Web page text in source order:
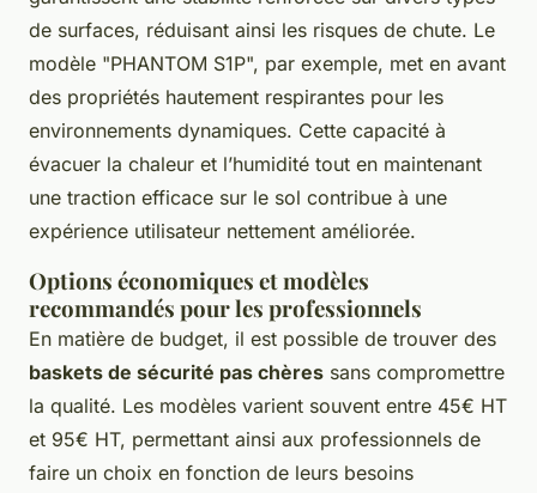
de surfaces, réduisant ainsi les risques de chute. Le
modèle "PHANTOM S1P", par exemple, met en avant
des propriétés hautement respirantes pour les
environnements dynamiques. Cette capacité à
évacuer la chaleur et l’humidité tout en maintenant
une traction efficace sur le sol contribue à une
expérience utilisateur nettement améliorée.
Options économiques et modèles
recommandés pour les professionnels
En matière de budget, il est possible de trouver des
baskets de sécurité pas chères sans compromettre
la qualité. Les modèles varient souvent entre 45€ HT
et 95€ HT, permettant ainsi aux professionnels de
faire un choix en fonction de leurs besoins